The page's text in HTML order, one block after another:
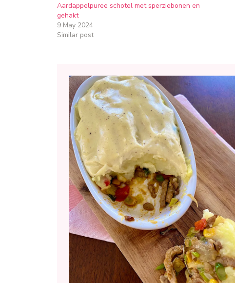
Aardappelpuree schotel met sperziebonen en
gehakt
9 May 2024
Similar post